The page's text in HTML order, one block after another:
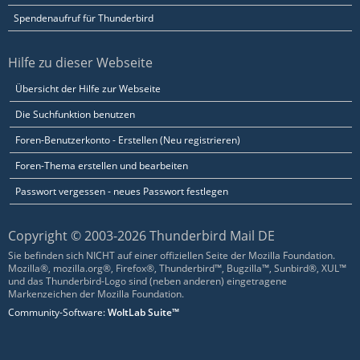
Spendenaufruf für Thunderbird
Hilfe zu dieser Webseite
Übersicht der Hilfe zur Webseite
Die Suchfunktion benutzen
Foren-Benutzerkonto - Erstellen (Neu registrieren)
Foren-Thema erstellen und bearbeiten
Passwort vergessen - neues Passwort festlegen
Copyright © 2003-2026 Thunderbird Mail DE
Sie befinden sich NICHT auf einer offiziellen Seite der Mozilla Foundation.
Mozilla®, mozilla.org®, Firefox®, Thunderbird™, Bugzilla™, Sunbird®, XUL™
und das Thunderbird-Logo sind (neben anderen) eingetragene
Markenzeichen der Mozilla Foundation.
Community-Software:WoltLab Suite™